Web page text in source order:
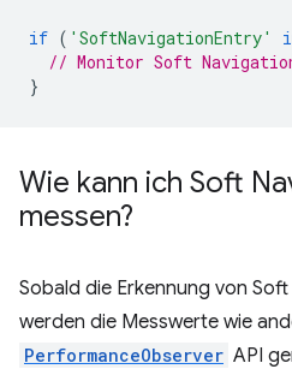
if ( 'SoftNavigationEntry'
// Monitor Soft
}
Wie kann ich Soft
messen?
Sobald die Erkennung von
werden die Messwerte wie
PerformanceObserver API